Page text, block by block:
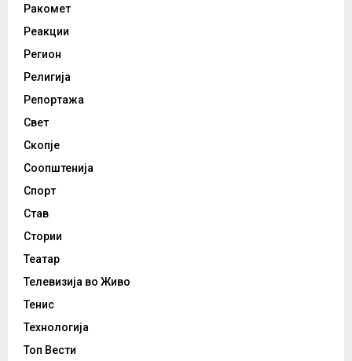
Ракомет
Реакции
Регион
Религија
Репортажа
Свет
Скопје
Соопштенија
Спорт
Став
Стории
Театар
Телевизија во Живо
Тенис
Технологија
Топ Вести